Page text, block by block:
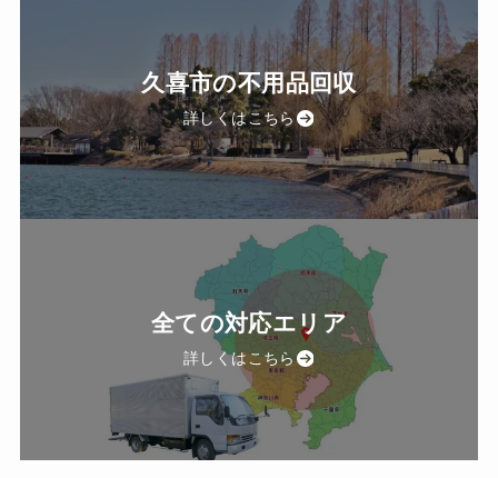
久喜市の不用品回収
詳しくはこちら
全ての対応エリア
詳しくはこちら